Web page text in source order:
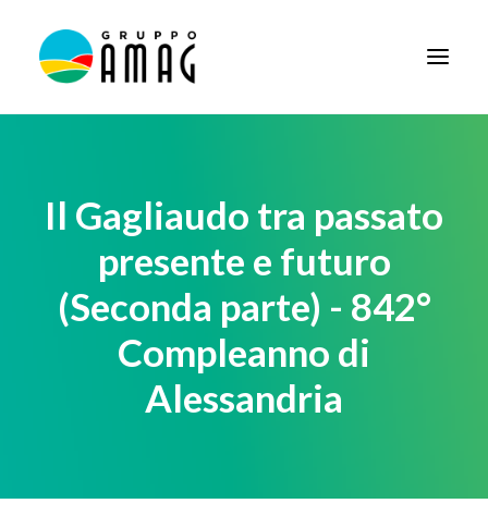
IL GRUPPO
DIDATTICA
BANDI E AVVISI
SOCIETÀ TRASPARENTE
AREA CLIENTI
Il Gagliaudo tra passato
presente e futuro
(Seconda parte) - 842°
Compleanno di
Alessandria